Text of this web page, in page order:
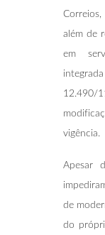
Correios,
além de
em
vigência.
Apesar
de
do